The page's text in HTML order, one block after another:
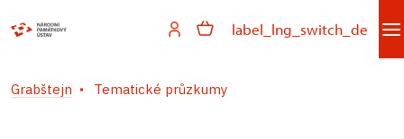
label_lng_switch_de
Grabštejn Tematické průzkumy